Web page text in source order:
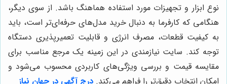
نوع ابزار و تجهیزات مورد استفاده هماهنگ باشد. از سوی دیگر،
هنگامی که کارفرما به دنبال خرید مدل‌های حرفه‌ای‌تر است، باید
به کیفیت قطعات، مصرف انرژی و قابلیت تعمیرپذیری دستگاه
توجه کند. سایت نیازمندی در این زمینه یک مرجع مناسب برای
مقایسه قیمت و بررسی ویژگی‌های کاربردی محسوب می‌شود و
امکان انتخاب دقیق‌تر را فراهم می‌کند. درج آگهی در جهان نیاز